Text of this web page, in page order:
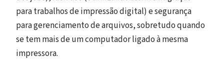
para trabalhos de impressão digital) e segurança
para gerenciamento de arquivos, sobretudo quando
se tem mais de um computador ligado à mesma
impressora.